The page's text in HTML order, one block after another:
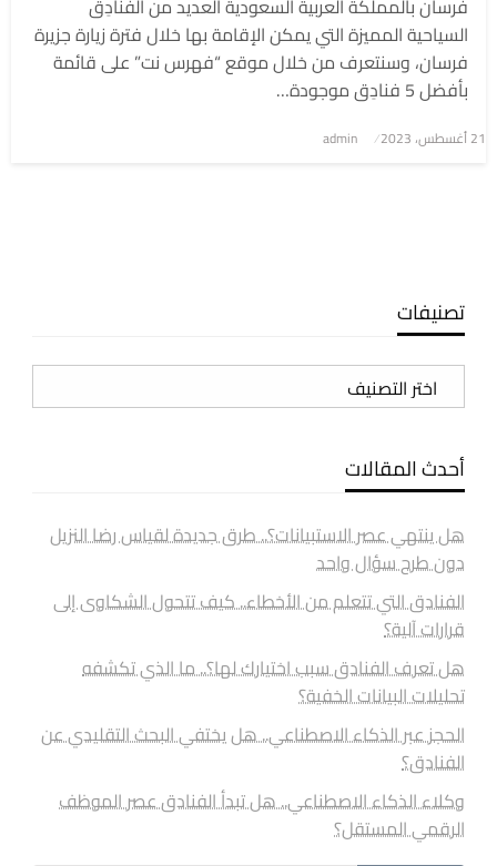
فرسان بالمملكة العربية السعودية العديد من الفنادِق
السياحية المميزة التي يمكن الإقامة بها خلال فترة زيارة جزيرة
فرسان، وسنتعرف من خلال موقع “فهرس نت” على قائمة
بأفضل 5 فنادِق موجودة…
نُشر
21 أغسطس، 2023 admin
تصنيفات
تصنيفات
أحدث المقالات
هل ينتهي عصر الاستبيانات؟.. طرق جديدة لقياس رضا النزيل
دون طرح سؤال واحد
الفنادق التي تتعلم من الأخطاء.. كيف تتحول الشكاوى إلى
قرارات آلية؟
هل تعرف الفنادق سبب اختيارك لها؟.. ما الذي تكشفه
تحليلات البيانات الخفية؟
الحجز عبر الذكاء الاصطناعي.. هل يختفي البحث التقليدي عن
الفنادق؟
وكلاء الذكاء الاصطناعي.. هل تبدأ الفنادق عصر الموظف
الرقمي المستقل؟